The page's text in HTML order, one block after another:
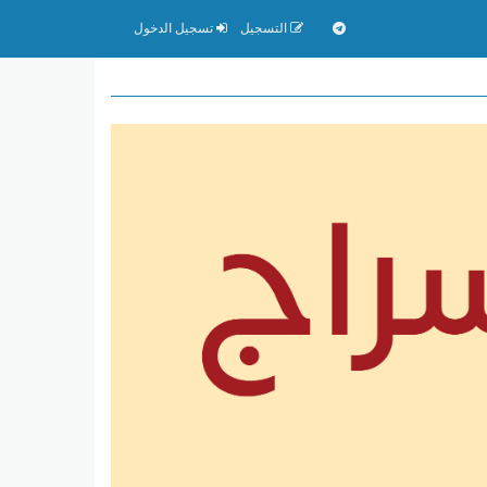
التسجيل تسجيل الدخول